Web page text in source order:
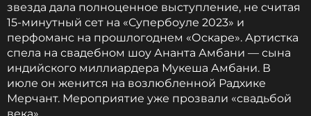
звезда дала полноценное выступление, не считая
15-минутный сет на «Супербоуле 2023» и
перфоманс на прошлогоднем «Оскаре». Артистка
спела на свадебном шоу Ананта Амбани — сына
индийского миллиардера Мукеша Амбани. В
июле он женится на возлюбленной Радхике
Мерчант. Мероприятие уже прозвали «свадьбой